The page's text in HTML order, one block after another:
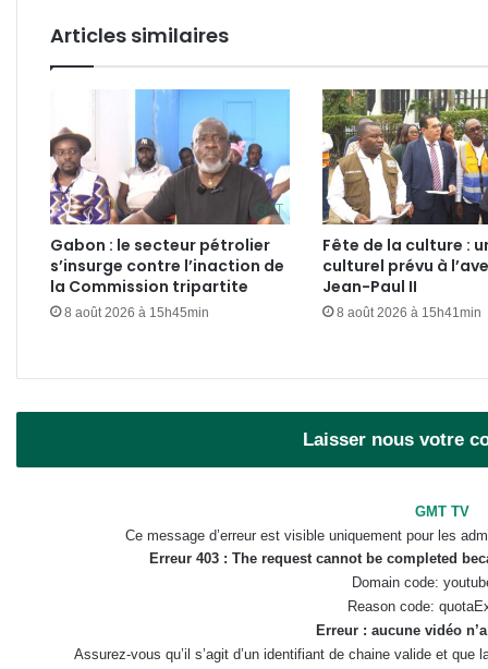
Articles similaires
Gabon : le secteur pétrolier
s’insurge contre l’inaction de
la Commission tripartite
8 août 2026 à 15h45min
Fête de la culture :
culturel prévu à
Jean-Paul II
8 août 2026 à 15h41min
Laisser nous votre
GMT TV
Ce message d’erreur est visible uniquement pour les
Erreur 403 : The request cannot be completed
Domain code:
Reason code:
Erreur : aucune vidéo
Assurez-vous qu’il s’agit d’un identifiant de chaine valide et